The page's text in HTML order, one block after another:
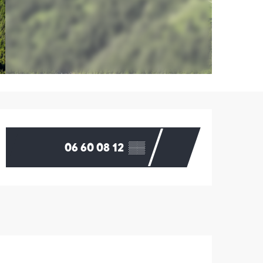
e contatti
06 60 08 12 ▒▒